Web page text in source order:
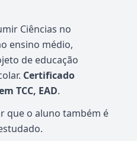
Ciências no
ensino médio,
de educação
Certificado
TCC, EAD.
que o aluno também é